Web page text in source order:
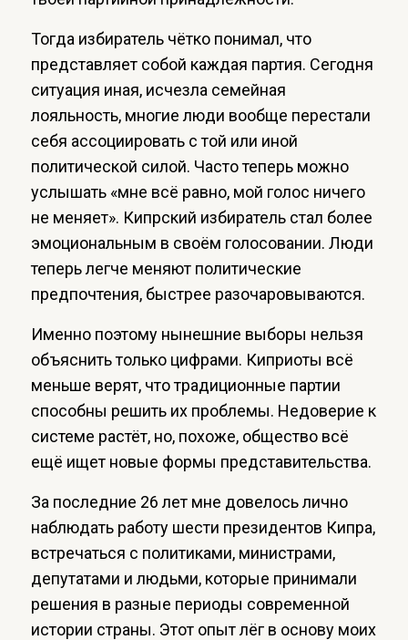
Тогда избиратель чётко понимал, что
представляет собой каждая партия. Сегодня
ситуация иная, исчезла семейная
лояльность, многие люди вообще перестали
себя ассоциировать с той или иной
политической силой. Часто теперь можно
услышать «мне всё равно, мой голос ничего
не меняет». Кипрский избиратель стал более
эмоциональным в своём голосовании. Люди
теперь легче меняют политические
предпочтения, быстрее разочаровываются.
Именно поэтому нынешние выборы нельзя
объяснить только цифрами. Киприоты всё
меньше верят, что традиционные партии
способны решить их проблемы. Недоверие к
системе растёт, но, похоже, общество всё
ещё ищет новые формы представительства.
За последние 26 лет мне довелось лично
наблюдать работу шести президентов Кипра,
встречаться с политиками, министрами,
депутатами и людьми, которые принимали
решения в разные периоды современной
истории страны. Этот опыт лёг в основу моих